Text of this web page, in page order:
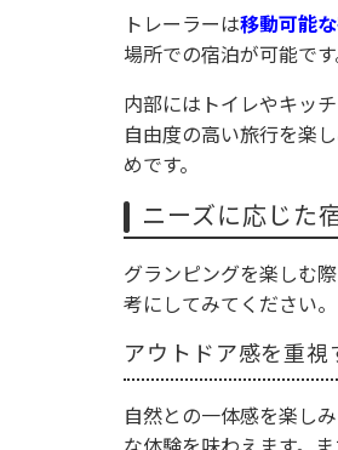
トレーラーは移動可能
場所での宿泊が可能です
内部にはトイレやキッ
自由度の高い旅行を楽
めです。
ニーズに応じた
グランピングを楽しむ際
考にしてみてください。
アウトドア感を重視
自然との一体感を楽し